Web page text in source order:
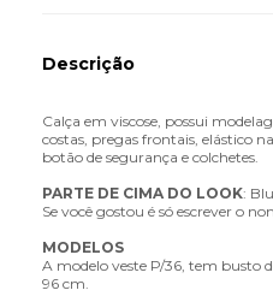
Descrição
Calça em viscose, possui
costas, pregas frontais, elástico
botão de segurança e colchetes.
PARTE DE CIMA DO LOOK:
Se você gostou é só escrever o
MODELOS
A modelo veste P/36, tem busto
96 cm.